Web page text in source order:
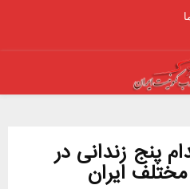
پنج زندانی در
ایران